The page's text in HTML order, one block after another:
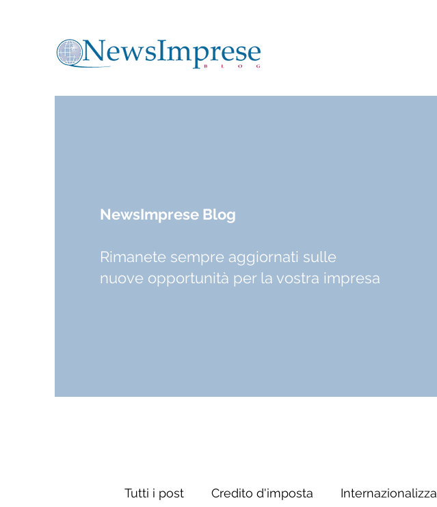
NewsImprese Blog
Rimanete sempre aggiornati sulle
nuove opportunità per la vostra impresa
Tutti i post Credito d'imposta